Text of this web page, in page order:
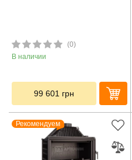
(0)
В наличии
99 601 грн
Рекомендуем